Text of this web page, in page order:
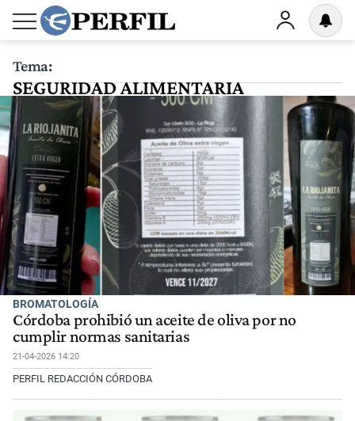
Tema:
SEGURIDAD ALIMENTARIA
BROMATOLOGÍA
Córdoba prohibió un aceite de oliva por no
cumplir normas sanitarias
21-04-2026 14:20
PERFIL REDACCIÓN CÓRDOBA